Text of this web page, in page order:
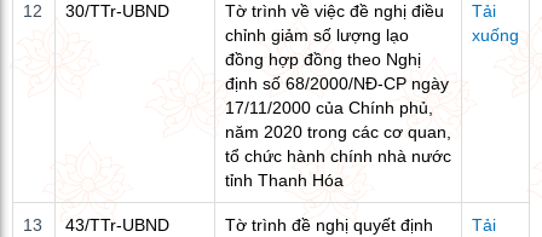
12 30/TTr-UBND
Tờ trình về việc đề nghị điều
chỉnh giảm số lượng lạo
đồng hợp đồng theo Nghị
định số 68/2000/NĐ-CP ngày
17/11/2000 của Chính phủ,
năm 2020 trong các cơ quan,
tổ chức hành chính nhà nước
tỉnh Thanh Hóa
Tải
xuống
13 43/TTr-UBND
Tờ trình đề nghị quyết định
Tải